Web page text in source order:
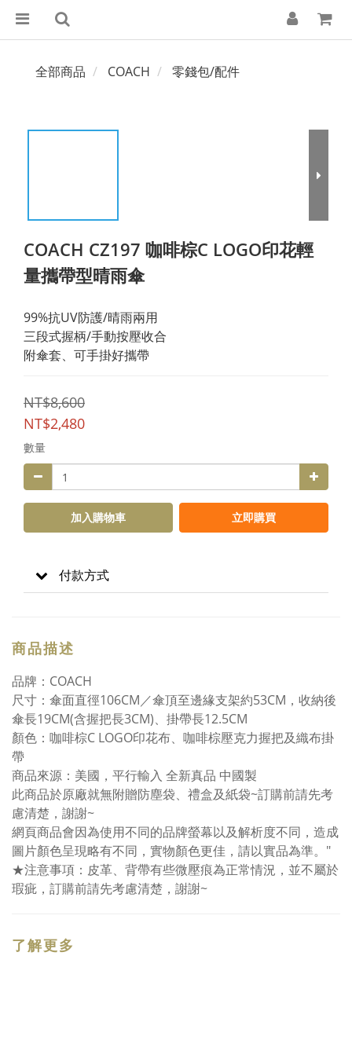
全部商品 COACH 零錢包/配件
COACH CZ197 咖啡棕C LOGO印花輕
量攜帶型晴雨傘
99%抗UV防護/晴雨兩用
三段式握柄/手動按壓收合
附傘套、可手掛好攜帶
NT$8,600
NT$2,480
數量
加入購物車 立即購買
付款方式
商品描述
品牌：COACH
尺寸：傘面直徑106CM／傘頂至邊緣支架約53CM，收納後
傘長19CM(含握把長3CM)、掛帶長12.5CM
顏色：咖啡棕C LOGO印花布、咖啡棕壓克力握把及織布掛
帶
商品來源：美國，平行輸入 全新真品 中國製
此商品於原廠就無附贈防塵袋、禮盒及紙袋~訂購前請先考
慮清楚，謝謝~
網頁商品會因為使用不同的品牌螢幕以及解析度不同，造成
圖片顏色呈現略有不同，實物顏色更佳，請以實品為準。"
★注意事項：皮革、背帶有些微壓痕為正常情況，並不屬於
瑕疵，訂購前請先考慮清楚，謝謝~
了解更多